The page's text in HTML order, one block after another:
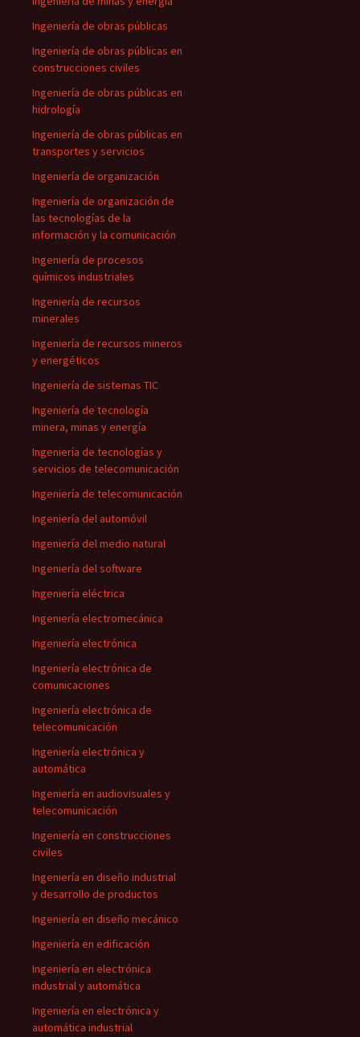
Ingeniería de obras públicas
Ingeniería de obras públicas en
construcciones civiles
Ingeniería de obras públicas en
hidrología
Ingeniería de obras públicas en
transportes y servicios
Ingeniería de organización
Ingeniería de organización de
las tecnologías de la
información y la comunicación
Ingeniería de procesos
químicos industriales
Ingeniería de recursos
minerales
Ingeniería de recursos mineros
y energéticos
Ingeniería de sistemas TIC
Ingeniería de tecnología
minera, minas y energía
Ingeniería de tecnologías y
servicios de telecomunicación
Ingeniería de telecomunicación
Ingeniería del automóvil
Ingeniería del medio natural
Ingeniería del software
Ingeniería eléctrica
Ingeniería electromecánica
Ingeniería electrónica
Ingeniería electrónica de
comunicaciones
Ingeniería electrónica de
telecomunicación
Ingeniería electrónica y
automática
Ingeniería en audiovisuales y
telecomunicación
Ingeniería en construcciones
civiles
Ingeniería en diseño industrial
y desarrollo de productos
Ingeniería en diseño mecánico
Ingeniería en edificación
Ingeniería en electrónica
industrial y automática
Ingeniería en electrónica y
automática industrial